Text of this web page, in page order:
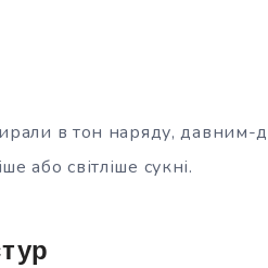
в тон наряду, давним-
або світліше сукні.